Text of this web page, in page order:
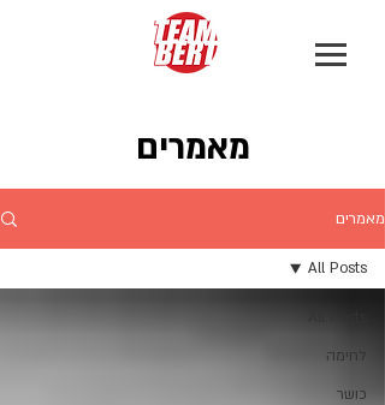
מאמרים
מאמרים
לחימה
כושר
All Posts